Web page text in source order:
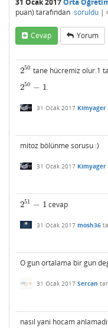
31 Ocak 2017Orta
puan) tarafından soruldu |
Cevap Yorum
250
250 tane hücremiz olur.1
250 − 1
250 −1 .
31 Ocak 2017 Kimyager
mitoz bölünme sorusu :)
31 Ocak 2017 Kimyager
251 − 1
251 −1 cevap
31 Ocak 2017 mosh36
O gun ortalama bir gun
31 Ocak 2017 Sercan
nasıl yani hocam